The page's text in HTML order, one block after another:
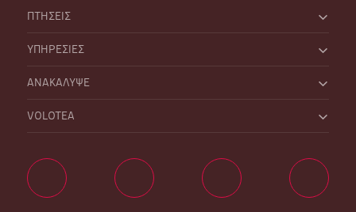
ΠΤΗΣΕΙΣ
ΥΠΗΡΕΣΙΕΣ
ΑΝΑΚΑΛΥΨΕ
VOLOTEA